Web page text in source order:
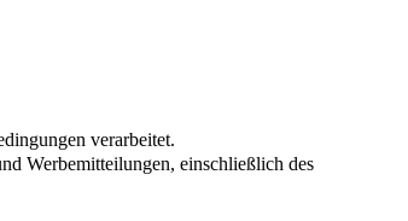
verarbeitet.
Werbemitteilungen, einschließlich des